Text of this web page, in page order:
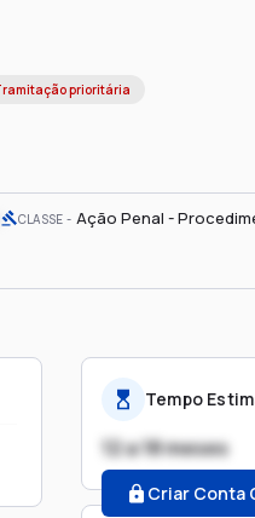
prioritária
CLASSE Ação Penal -
Tempo
12 a 18 meses
Criar Conta